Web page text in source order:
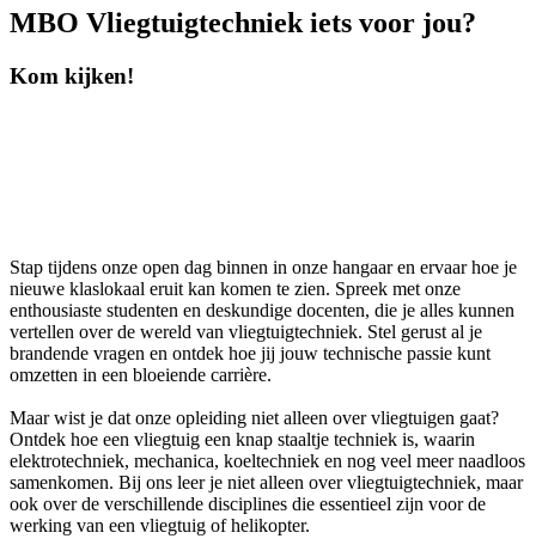
MBO Vliegtuigtechniek iets voor jou?
Kom kijken!
Stap tijdens onze open dag binnen in onze hangaar en ervaar hoe je
nieuwe klaslokaal eruit kan komen te zien. Spreek met onze
enthousiaste studenten en deskundige docenten, die je alles kunnen
vertellen over de wereld van vliegtuigtechniek. Stel gerust al je
brandende vragen en ontdek hoe jij jouw technische passie kunt
omzetten in een bloeiende carrière.
Maar wist je dat onze opleiding niet alleen over vliegtuigen gaat?
Ontdek hoe een vliegtuig een knap staaltje techniek is, waarin
elektrotechniek, mechanica, koeltechniek en nog veel meer naadloos
samenkomen. Bij ons leer je niet alleen over vliegtuigtechniek, maar
ook over de verschillende disciplines die essentieel zijn voor de
werking van een vliegtuig of helikopter.